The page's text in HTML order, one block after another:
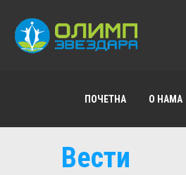
ПОЧЕТНА О НАМА
Вести